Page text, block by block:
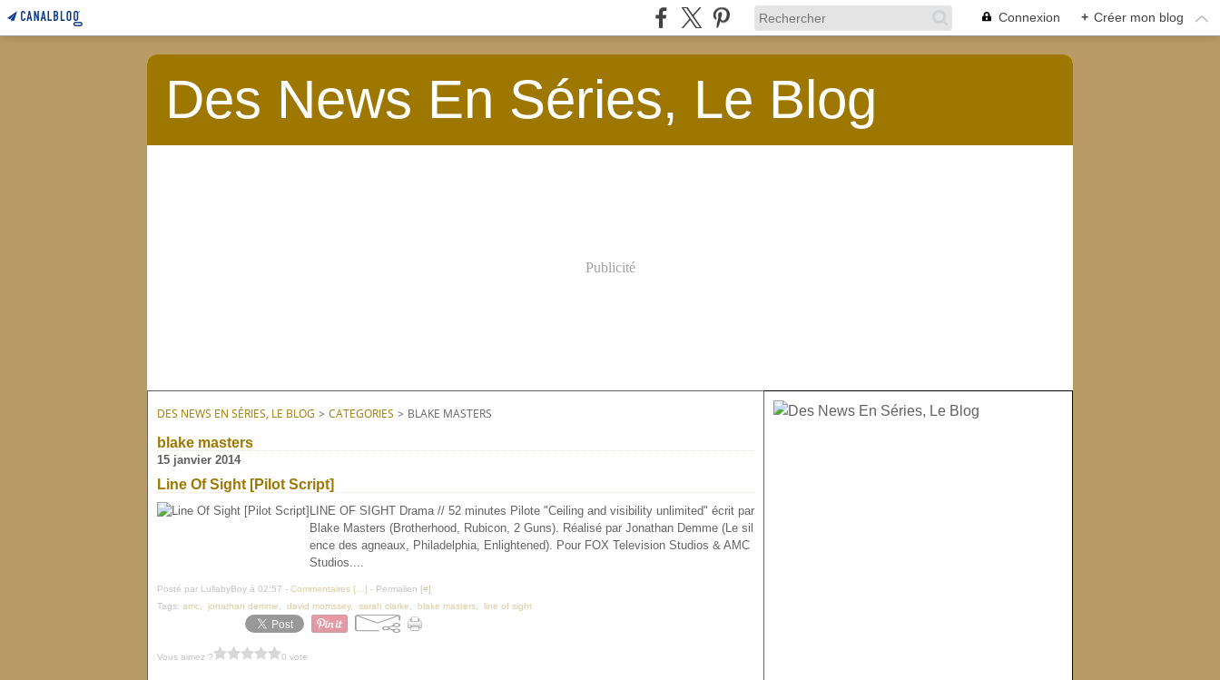
Connexion + Créer mon blog
Des News En Séries, Le Blog
Publicité
DES NEWS EN SÉRIES, LE BLOG > CATEGORIES > BLAKE MASTERS
blake masters
15 janvier 2014
Line Of Sight [Pilot Script]
LINE OF SIGHT Drama // 52 minutes Pilote "Ceiling and visibility unlimited" écrit par
Blake Masters (Brotherhood, Rubicon, 2 Guns). Réalisé par Jonathan Demme (Le sil
ence des agneaux, Philadelphia, Enlightened). Pour FOX Television Studios & AMC
Studios....
Posté par LullabyBoy à 02:57 - Commentaires [ ] - Permalien [#]
Tags: amc jonathan demme david morrissey, sarah clarke blake masters line of sight
Vous aimez ? 0 vote